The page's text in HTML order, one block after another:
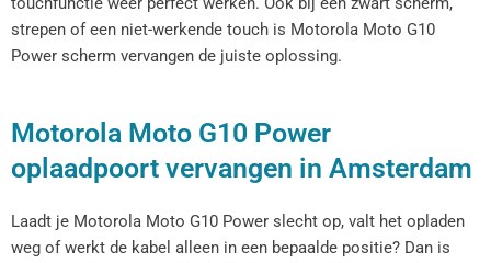
strepen of een niet-werkende touch is Motorola Moto G10
Power scherm vervangen de juiste oplossing.
Motorola Moto G10 Power
oplaadpoort vervangen in Amsterdam
Laadt je Motorola Moto G10 Power slecht op, valt het opladen
weg of werkt de kabel alleen in een bepaalde positie? Dan is